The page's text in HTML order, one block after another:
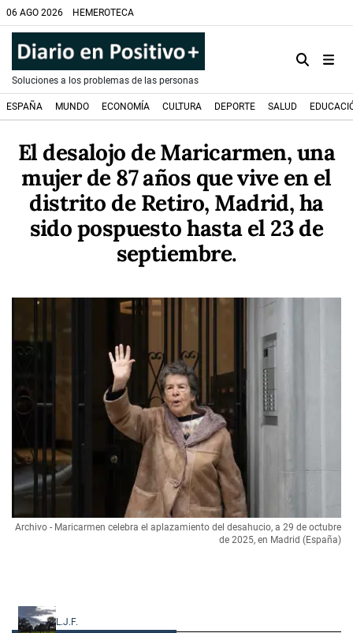
06 AGO 2026 HEMEROTECA
Soluciones a los problemas de las personas
ESPAÑA MUNDO ECONOMÍA CULTURA DEPORTE SALUD
El desalojo de Maricarmen, una
mujer de 87 años que vive en el
distrito de Retiro, Madrid, ha
sido pospuesto hasta el 23 de
septiembre.
Archivo - Maricarmen celebra el aplazamiento del desahucio, a 29 de octubre
de 2025, en Madrid (España)
L.J.F.